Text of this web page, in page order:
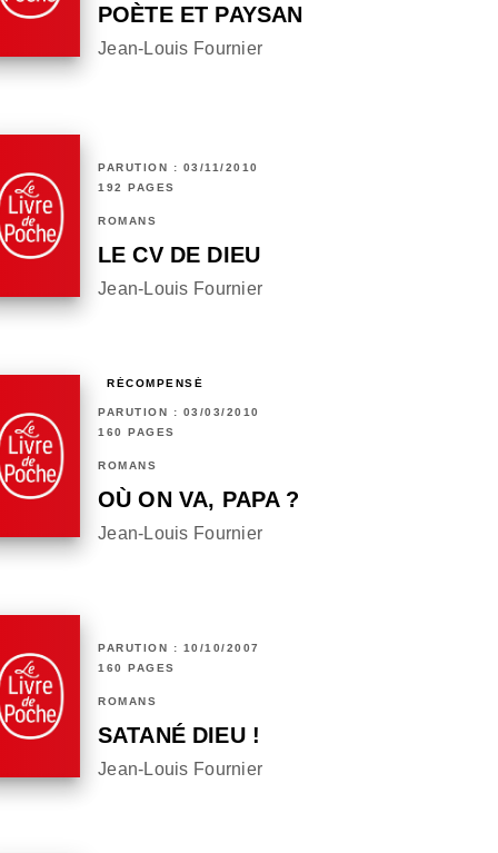
POÈTE ET PAYSAN
Jean-Louis Fournier
PARUTION : 03/11/2010
192 PAGES
ROMANS
LE CV DE DIEU
Jean-Louis Fournier
RÉCOMPENSÉ
PARUTION : 03/03/2010
160 PAGES
ROMANS
OÙ ON VA, PAPA ?
Jean-Louis Fournier
PARUTION : 10/10/2007
160 PAGES
ROMANS
SATANÉ DIEU !
Jean-Louis Fournier